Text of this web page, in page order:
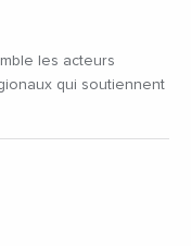
les acteurs
qui soutiennent